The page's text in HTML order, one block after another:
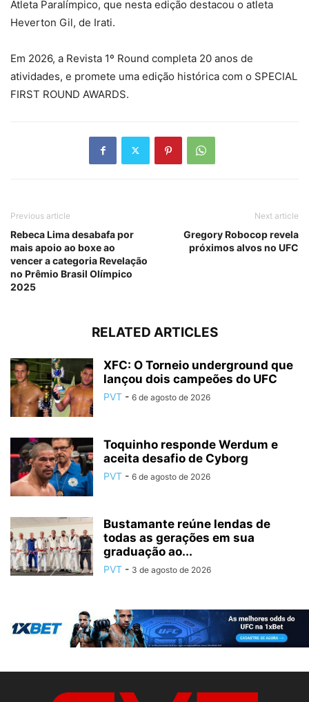
Atleta Paralímpico, que nesta edição destacou o atleta
Heverton Gil, de Irati.
Em 2026, a Revista 1º Round completa 20 anos de
atividades, e promete uma edição histórica com o SPECIAL
FIRST ROUND AWARDS.
Previous article
Rebeca Lima desabafa por
mais apoio ao boxe ao
vencer a categoria Revelação
no Prêmio Brasil Olímpico
2025
Next article
Gregory Robocop revela
próximos alvos no UFC
RELATED ARTICLES
XFC: O Torneio underground que
lançou dois campeões do UFC
PVT - 6 de agosto de 2026
Toquinho responde Werdum e
aceita desafio de Cyborg
PVT - 6 de agosto de 2026
Bustamante reúne lendas de
todas as gerações em sua
graduação ao...
PVT - 3 de agosto de 2026